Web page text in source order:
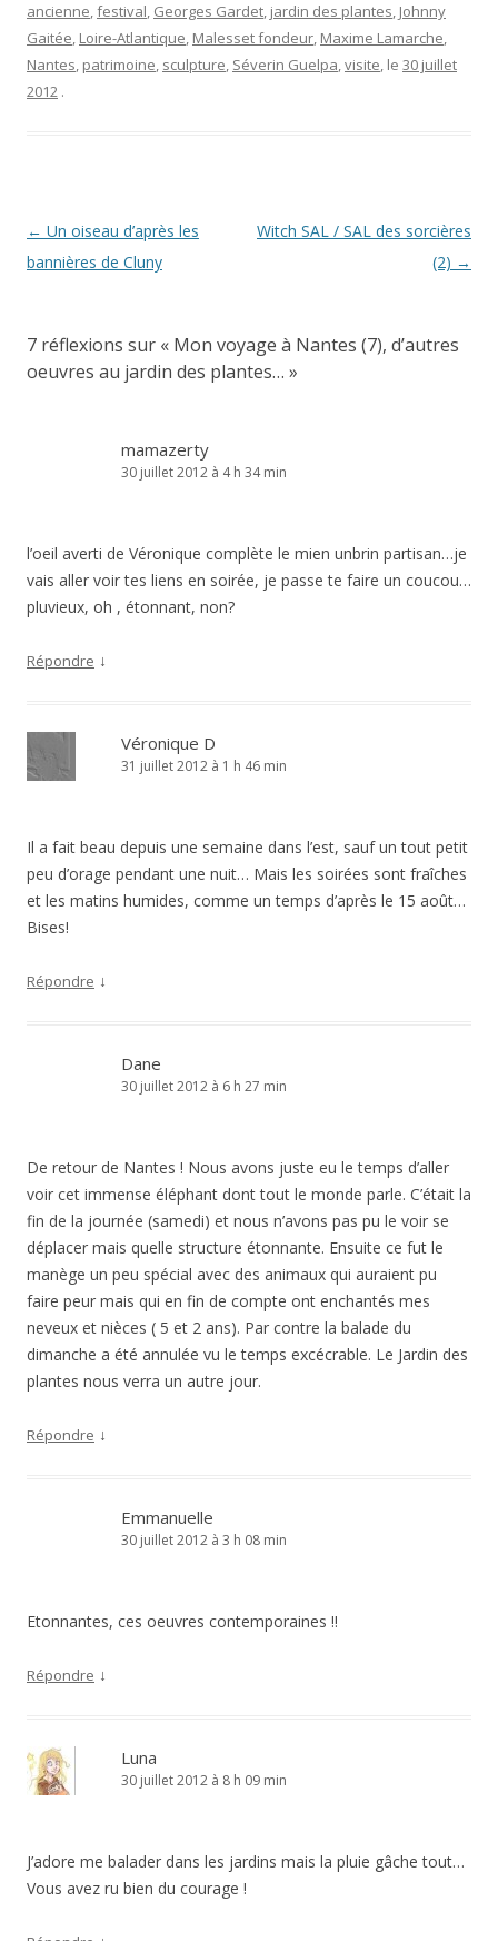
ancienne,festival, Georges Gardet, jardin des plantes, Johnny
Gaitée, Loire-Atlantique, Malesset fondeur, Maxime Lamarche,
Nantes, patrimoine, sculpture, Séverin Guelpa,visite, le 30 juillet
2012 .
Navigation
des
← Un oiseau d’après les
bannières de Cluny
Witch SAL / SAL des sorcières
(2) →
7 réflexions sur « Mon voyage à Nantes (7), d’autres
oeuvres au jardin des plantes… »
mamazerty
30 juillet 2012 à 4 h 34 min
l’oeil averti de Véronique complète le mien unbrin partisan…je
vais aller voir tes liens en soirée, je passe te faire un coucou…
pluvieux, oh , étonnant, non?
Répondre ↓
Véronique D
31 juillet 2012 à 1 h 46 min
Il a fait beau depuis une semaine dans l’est, sauf un tout petit
peu d’orage pendant une nuit… Mais les soirées sont fraîches
et les matins humides, comme un temps d’après le 15 août…
Bises!
Répondre ↓
Dane
30 juillet 2012 à 6 h 27 min
De retour de Nantes ! Nous avons juste eu le temps d’aller
voir cet immense éléphant dont tout le monde parle. C’était la
fin de la journée (samedi) et nous n’avons pas pu le voir se
déplacer mais quelle structure étonnante. Ensuite ce fut le
manège un peu spécial avec des animaux qui auraient pu
faire peur mais qui en fin de compte ont enchantés mes
neveux et nièces ( 5 et 2 ans). Par contre la balade du
dimanche a été annulée vu le temps excécrable. Le Jardin des
plantes nous verra un autre jour.
Répondre ↓
Emmanuelle
30 juillet 2012 à 3 h 08 min
Etonnantes, ces oeuvres contemporaines !!
Répondre ↓
Luna
30 juillet 2012 à 8 h 09 min
J’adore me balader dans les jardins mais la pluie gâche tout…
Vous avez ru bien du courage !